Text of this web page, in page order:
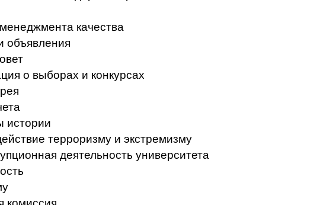
качества
объявления
о выборах и конкурсах
истории
терроризму и экстремизму
деятельность университета
комиссия